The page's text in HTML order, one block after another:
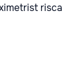
risca